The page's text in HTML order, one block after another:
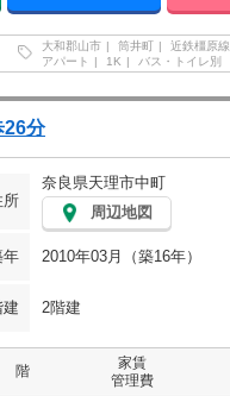
大和郡山市 筒井町 近鉄橿原線
アパート
1K バス・トイレ別
分
所
奈良県天理市中町
周辺地図
年 2010年03月（築16年）
建 2階建
階
家賃
管理費